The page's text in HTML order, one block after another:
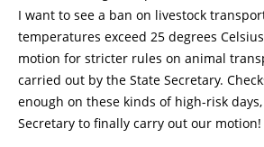
I want to see a ban on livestock
temperatures exceed 25 degrees
motion for stricter rules on animal
carried out by the State Secretary.
enough on these kinds of high-risk
Secretary to finally carry out our motion!